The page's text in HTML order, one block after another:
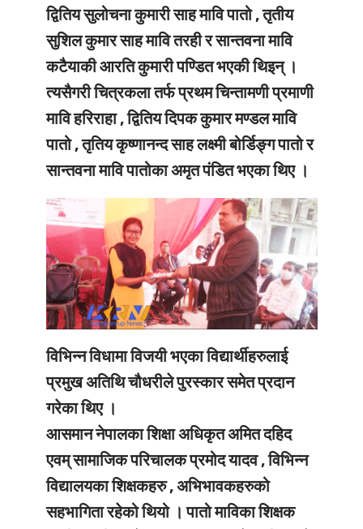
द्वितिय सुलोचना कुमारी साह मावि पातो , तृतीय
सुशिल कुमार साह मावि तरही र सान्तवना मावि
कटैयाकी आरति कुमारी पण्डित भएकी थिइन् ।
त्यसैगरी चित्रकला तर्फ प्रथम चिन्तामणी प्रमाणी
मावि हरिराहा , द्वितिय दिपक कुमार मण्डल मावि
पातो , तृतिय कृष्णानन्द साह लक्ष्मी बोर्डिङ्ग पातो र
सान्तवना मावि पातोका अमृत पंडित भएका थिए ।
विभिन्न विधामा विजयी भएका विद्यार्थीहरुलाई
प्रमुख अतिथि चौधरीले पुरस्कार समेत प्रदान
गरेका थिए ।
आसमान नेपालका शिक्षा अधिकृत अमित दहिद
एवम् सामाजिक परिचालक प्रमोद यादव , विभिन्न
विद्यालयका शिक्षकहरु , अभिभावकहरुको
सहभागिता रहेको थियो । पातो माविका शिक्षक